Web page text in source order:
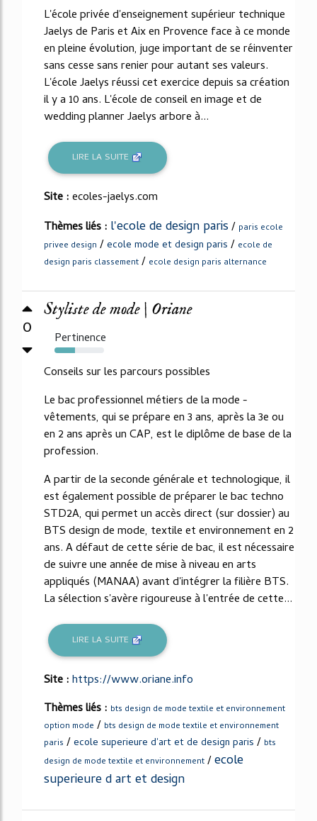
L'école privée d'enseignement supérieur technique
Jaelys de Paris et Aix en Provence face à ce monde
en pleine évolution, juge important de se réinventer
sans cesse sans renier pour autant ses valeurs.
L'école Jaelys réussi cet exercice depuis sa création
il y a 10 ans. L'école de conseil en image et de
wedding planner Jaelys arbore à...
LIRE LA SUITE
Site :ecoles-jaelys.com
Thèmes liés : l'ecole de design paris/ paris ecole
privee design /ecole mode et design paris / ecole de
design paris classement / ecole design paris alternance
0
Styliste de mode | Oriane
Pertinence
41%
Conseils sur les parcours possibles
Le bac professionnel métiers de la mode -
vêtements, qui se prépare en 3 ans, après la 3e ou
en 2 ans après un CAP, est le diplôme de base de la
profession.
A partir de la seconde générale et technologique, il
est également possible de préparer le bac techno
STD2A, qui permet un accès direct (sur dossier) au
BTS design de mode, textile et environnement en 2
ans. A défaut de cette série de bac, il est nécessaire
de suivre une année de mise à niveau en arts
appliqués (MANAA) avant d'intégrer la filière BTS.
La sélection s'avère rigoureuse à l'entrée de cette...
LIRE LA SUITE
Site :https://www.oriane.info
Thèmes liés : bts design de mode textile et environnement
option mode / bts design de mode textile et environnement
paris /ecole superieure d'art et de design paris / bts
design de mode textile et environnement /ecole
superieure d art et design